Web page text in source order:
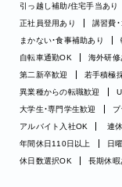
引っ越し補助/住宅手当あり
正社員登用あり
講習費
まかない・食事補助あり
自転車通勤OK
海外研修
第二新卒歓迎
若手積極
異業種からの転職歓迎
大学生・専門学生歓迎
アルバイト入社OK
連
年間休日110日以上
日
休日数選択OK
長期休暇